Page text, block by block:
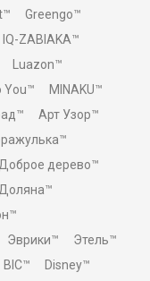
Greengo™
IQ-ZABIAKA™
Luazon™
You™
MINAKU™
Арт Узор™
Доброе дерево™
Доляна™
Эврики™
Этель™
BIC™ Disney™